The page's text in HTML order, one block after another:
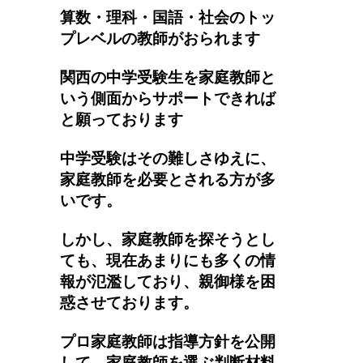
算数・理科・国語・社会のトッ
プレベルの教師がおられます
関西の中学受験生を家庭教師と
いう側面からサポートできれば
と願っております
中学受験はその難しさゆえに、
家庭教師を必要とされる方が多
いです。
しかし、家庭教師を探そうとし
ても、現在あまりにも多くの情
報が氾濫しており、親御様を困
惑させております。
プロ家庭教師は指導方針を公開